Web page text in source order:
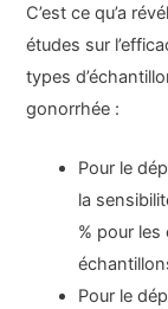
C’est ce qu’a
études sur
types
gonorrhée :
Pour le
la
% pour les
Pour le